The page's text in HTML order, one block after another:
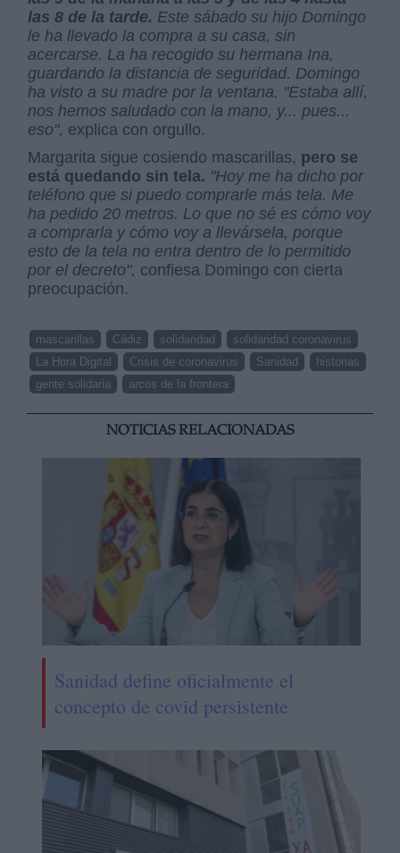
las 8 de la tarde. Este sábado su hijo Domingo
le ha llevado la compra a su casa, sin
acercarse. La ha recogido su hermana Ina,
guardando la distancia de seguridad. Domingo
ha visto a su madre por la ventana. "Estaba allí,
nos hemos saludado con la mano, y... pues...
eso", explica con orgullo.
Margarita sigue cosiendo mascarillas, pero se
está quedando sin tela. "Hoy me ha dicho por
teléfono que si puedo comprarle más tela. Me
ha pedido 20 metros. Lo que no sé es cómo voy
a comprarla y cómo voy a llevársela, porque
esto de la tela no entra dentro de lo permitido
por el decreto", confiesa Domingo con cierta
preocupación.
mascarillas Cádiz solidaridad
solidaridad coronavirus
La Hora Digital
Crisis de coronavirus Sanidad
historias
gente solidaria
arcos de la frontera
NOTICIAS RELACIONADAS
Sanidad define oficialmente el
concepto de covid persistente